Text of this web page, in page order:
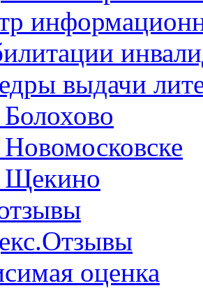
выдачи
оценка